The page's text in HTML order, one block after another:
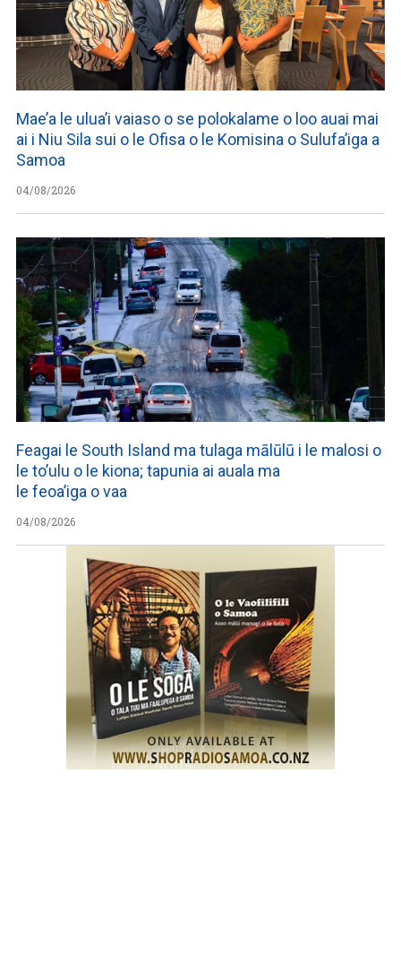
Mae’a le ulua’i vaiaso o se polokalame o loo auai mai
ai i Niu Sila sui o le Ofisa o le Komisina o Sulufa’iga a
Samoa
04/08/2026
Feagai le South Island ma tulaga mālūlū i le malosi o
le to’ulu o le kiona; tapunia ai auala ma
le feoa’iga o vaa
04/08/2026